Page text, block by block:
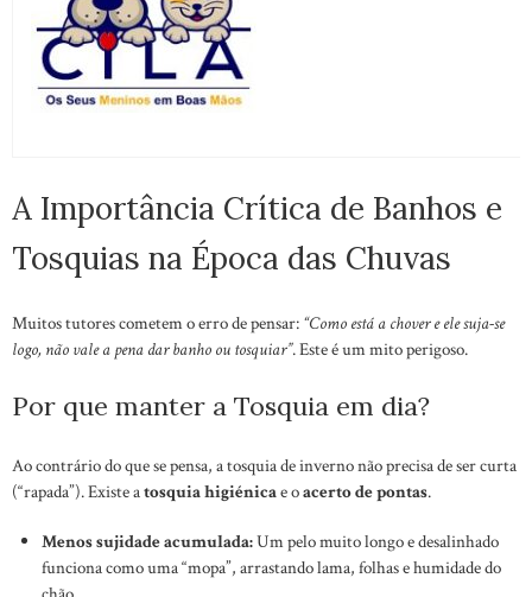
A Importância Crítica de Banhos e
Tosquias na Época das Chuvas
Muitos tutores cometem o erro de pensar: “Como está a chover e ele suja-se
logo, não vale a pena dar banho ou tosquiar”. Este é um mito perigoso.
Por que manter a Tosquia em dia?
Ao contrário do que se pensa, a tosquia de inverno não precisa de ser curta
(“rapada”). Existe atosquia higiénicae oacerto de pontas.
Menos sujidade acumulada:Um pelo muito longo e desalinhado
funciona como uma “mopa”, arrastando lama, folhas e humidade do